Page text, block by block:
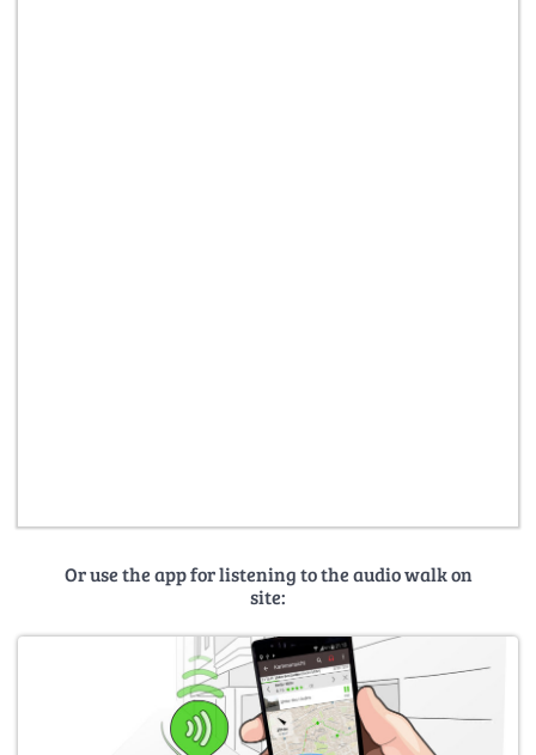
Or use the app for listening to the audio walk on
site: